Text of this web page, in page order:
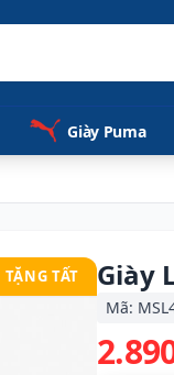
Giày Puma
TẶNG TẤT Giày
Mã: